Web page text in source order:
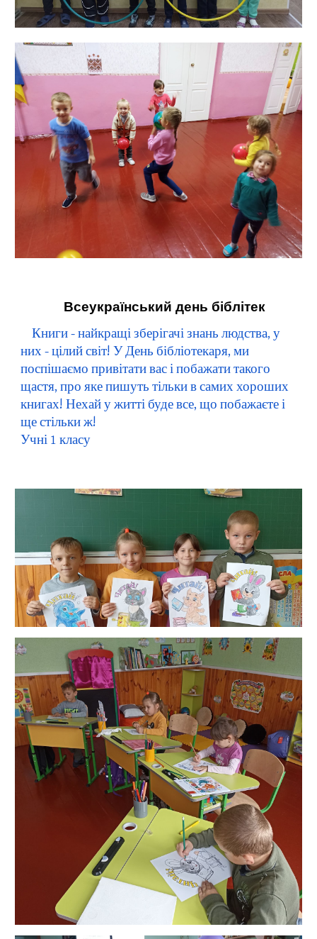
Всеукраїнський день біблітек
Книги - найкращі зберігачі знань людства, у
них - цілий світ! У День бібліотекаря, ми
поспішаємо привітати вас і побажати такого
щастя, про яке пишуть тільки в самих хороших
книгах! Нехай у житті буде все, що побажаєте і
ще стільки ж!
Учні 1 класу